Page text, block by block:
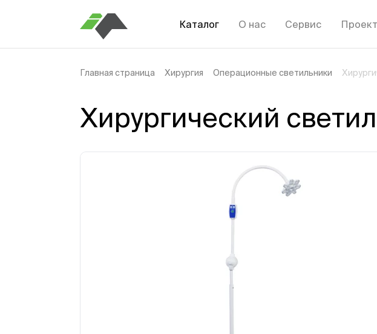
Каталог О нас Сервис
Главная страница Хирургия Операционные светильники
Хирургический